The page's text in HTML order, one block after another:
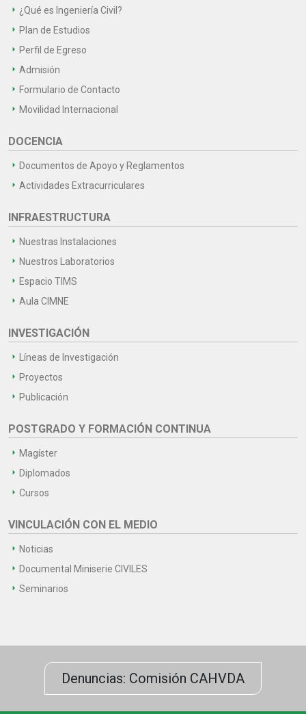
¿Qué es Ingeniería Civil?
Plan de Estudios
Perfil de Egreso
Admisión
Formulario de Contacto
Movilidad Internacional
DOCENCIA
Documentos de Apoyo y Reglamentos
Actividades Extracurriculares
INFRAESTRUCTURA
Nuestras Instalaciones
Nuestros Laboratorios
Espacio TIMS
Aula CIMNE
INVESTIGACIÓN
Líneas de Investigación
Proyectos
Publicación
POSTGRADO Y FORMACIÓN CONTINUA
Magíster
Diplomados
Cursos
VINCULACIÓN CON EL MEDIO
Noticias
Documental Miniserie CIVILES
Seminarios
Denuncias: Comisión CAHVDA